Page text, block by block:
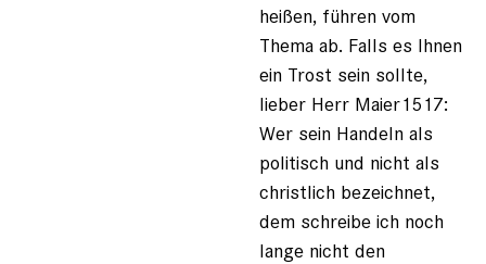
heißen, führen vom
Thema ab. Falls es Ihnen
ein Trost sein sollte,
lieber Herr Maier1517:
Wer sein Handeln als
politisch und nicht als
christlich bezeichnet,
dem schreibe ich noch
lange nicht den